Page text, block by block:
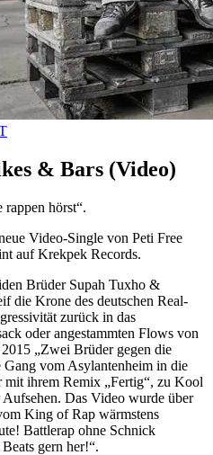
& Bars (Video)
hörst“.
Video-Single von Peti Free
auf Krekpek Records.
Brüder Supah Tuxho &
die Krone des deutschen Real-
zurück in das
oder angestammten Flows von
„Zwei Brüder gegen die
vom Asylantenheim in die
mit ihrem Remix „Fertig“, zu Kool
Das Video wurde über
King of Rap wärmstens
Battlerap ohne Schnick
gern her!“.